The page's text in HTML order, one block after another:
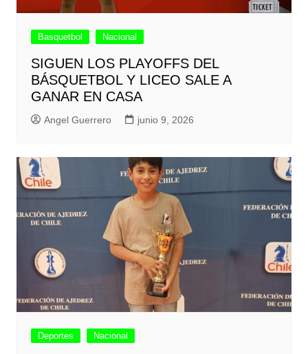
Basquetbol Nacional
SIGUEN LOS PLAYOFFS DEL
BÁSQUETBOL Y LICEO SALE A
GANAR EN CASA
Angel Guerrero junio 9, 2026
Deportes Nacional